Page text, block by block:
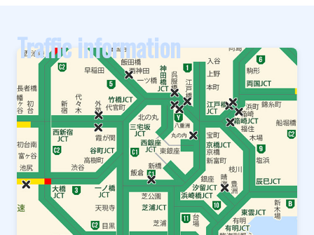
Traffic information